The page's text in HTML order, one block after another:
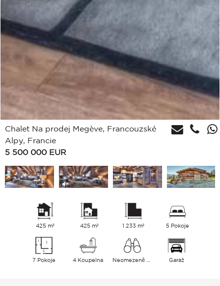
Chalet Na prodej Megève, Francouzské
Alpy, Francie
5 500 000 EUR
425 m² 425 m² 1 233 m² 5 Pokoje
7 Pokoje 4 Koupelna Neomezeně Hory Garáž